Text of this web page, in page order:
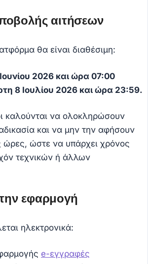
αιτήσεων
θα είναι διαθέσιμη:
2026 και ώρα 07:00
8 Ιουλίου 2026 και ώρα 23:59.
καλούνται να ολοκληρώσουν
και να μην την αφήσουν
ώρες, ώστε να υπάρχει χρόνος
τεχνικών ή άλλων
εφαρμογή
ηλεκτρονικά:
e-εγγραφές